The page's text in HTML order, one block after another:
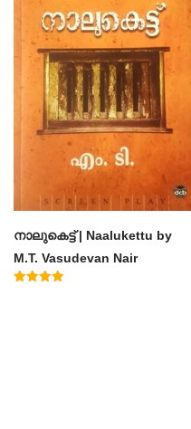
നാലുകെട്ട് | Naalukettu by
M.T. Vasudevan Nair